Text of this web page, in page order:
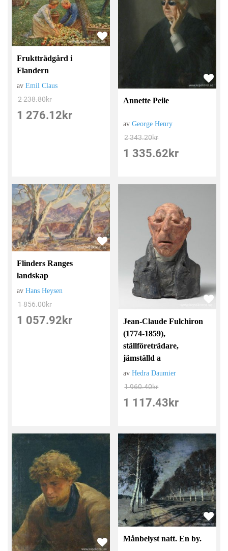
Fruktträdgård i
Flandern
avEmil Claus
2 238.80kr
1 276.12 kr
Annette Peile
avGeorge Henry
2 343.20kr
1 335.62 kr
Flinders Ranges
landskap
avHans Heysen
1 856.00kr
1 057.92 kr
Jean-Claude Fulchiron
(1774-1859),
ställföreträdare,
jämställd a
avHedra Daumier
1 960.40kr
1 117.43 kr
Månbelyst natt. En by.